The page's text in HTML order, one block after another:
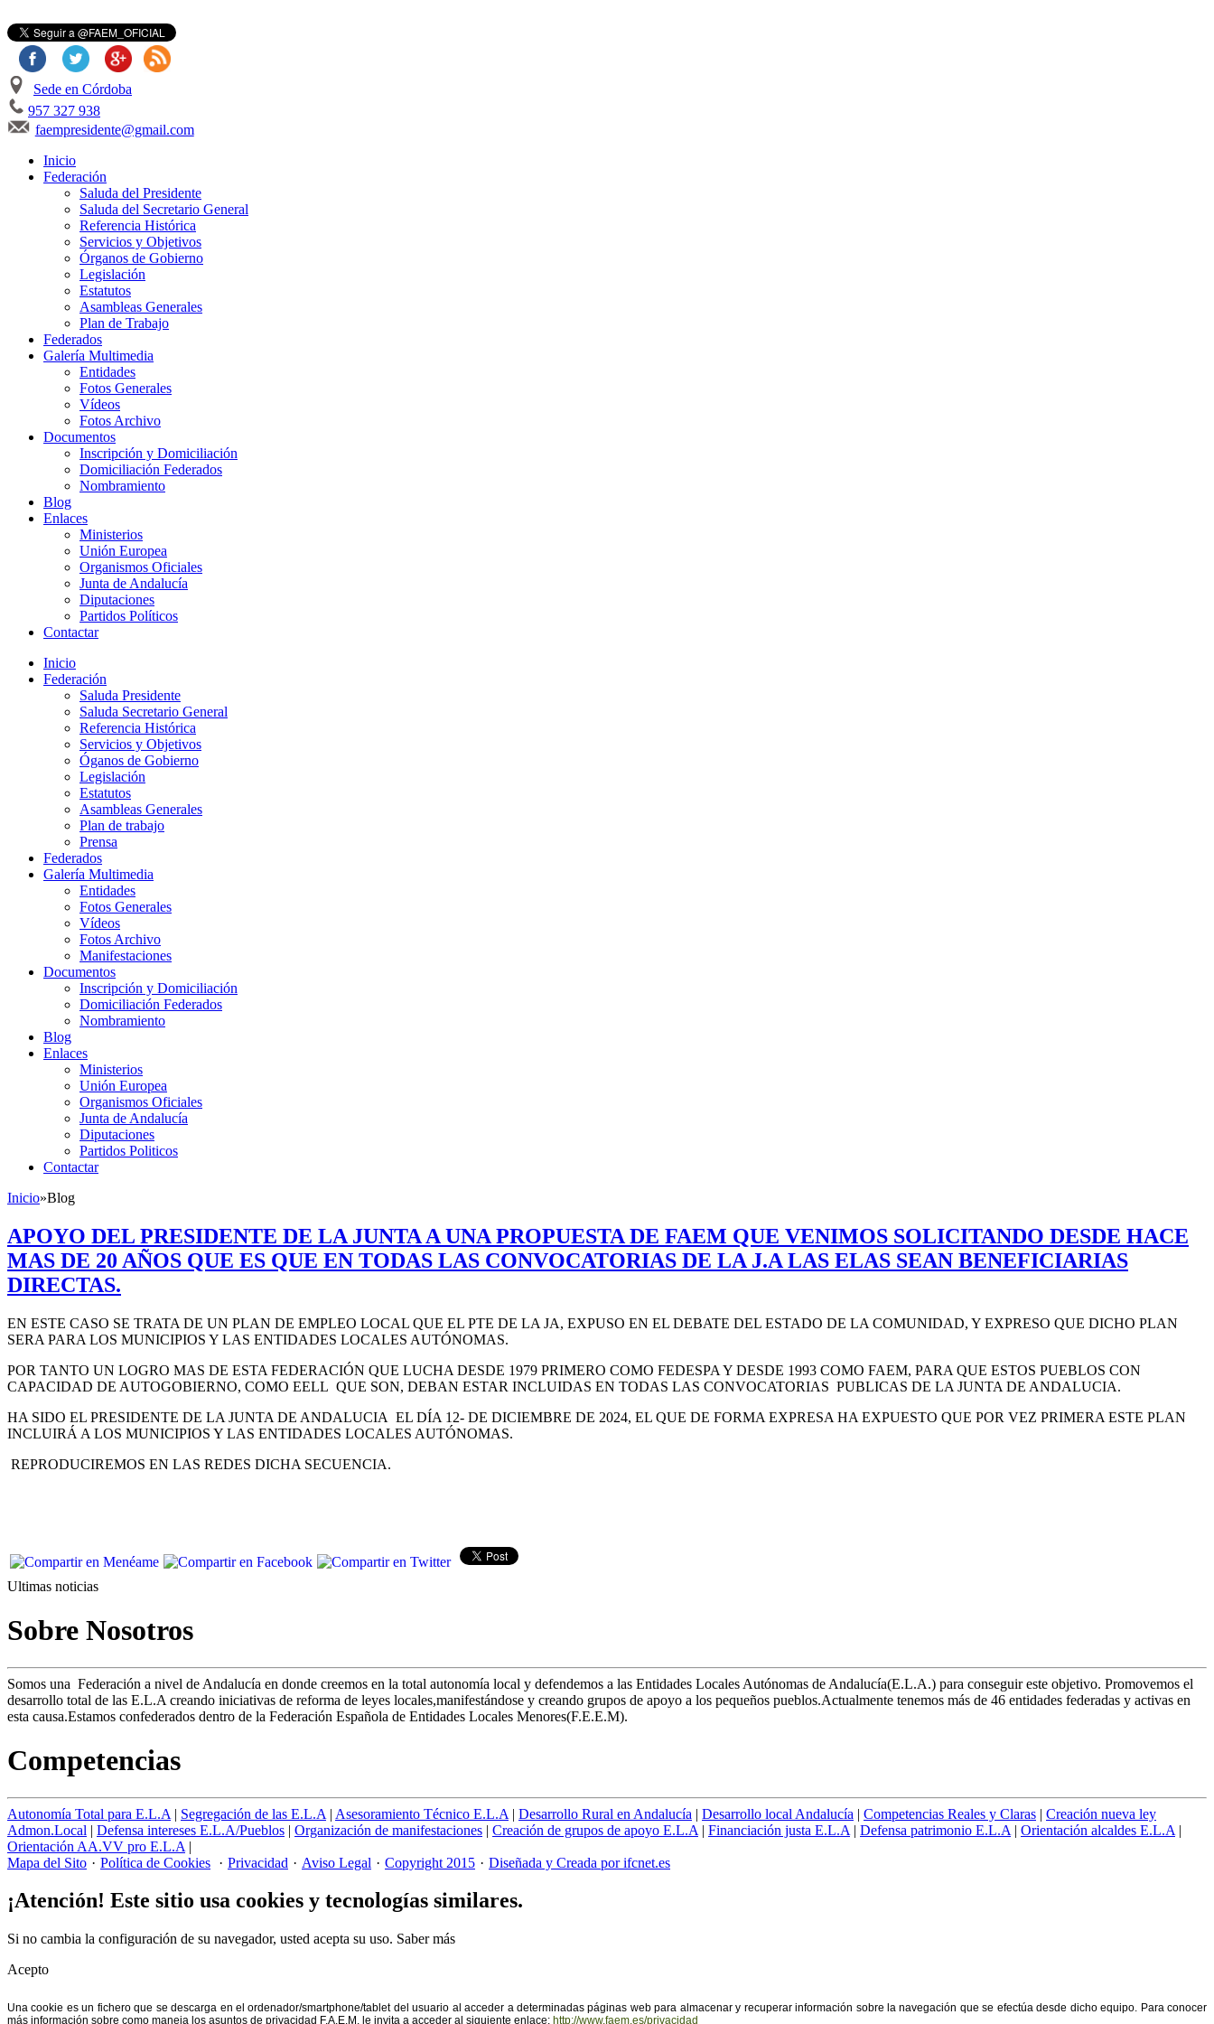
Sede en Córdoba
957 327 938
faempresidente@gmail.com
Inicio
Federación
Saluda del Presidente
Saluda del Secretario General
Referencia Histórica
Servicios y Objetivos
Órganos de Gobierno
Legislación
Estatutos
Asambleas Generales
Plan de Trabajo
Federados
Galería Multimedia
Entidades
Fotos Generales
Vídeos
Fotos Archivo
Documentos
Inscripción y Domiciliación
Domiciliación Federados
Nombramiento
Blog
Enlaces
Ministerios
Unión Europea
Organismos Oficiales
Junta de Andalucía
Diputaciones
Partidos Políticos
Contactar
Inicio
Federación
Saluda Presidente
Saluda Secretario General
Referencia Histórica
Servicios y Objetivos
Óganos de Gobierno
Legislación
Estatutos
Asambleas Generales
Plan de trabajo
Prensa
Federados
Galería Multimedia
Entidades
Fotos Generales
Vídeos
Fotos Archivo
Manifestaciones
Documentos
Inscripción y Domiciliación
Domiciliación Federados
Nombramiento
Blog
Enlaces
Ministerios
Unión Europea
Organismos Oficiales
Junta de Andalucía
Diputaciones
Partidos Politicos
Contactar
Inicio»Blog
APOYO DEL PRESIDENTE DE LA JUNTA A UNA PROPUESTA DE FAEM QUE VENIMOS SOLICITANDO DESDE HACE
MAS DE 20 AÑOS QUE ES QUE EN TODAS LAS CONVOCATORIAS DE LA J.A LAS ELAS SEAN BENEFICIARIAS
DIRECTAS.
EN ESTE CASO SE TRATA DE UN PLAN DE EMPLEO LOCAL QUE EL PTE DE LA JA, EXPUSO EN EL DEBATE DEL ESTADO DE LA COMUNIDAD, Y EXPRESO QUE DICHO PLAN
SERA PARA LOS MUNICIPIOS Y LAS ENTIDADES LOCALES AUTÓNOMAS.
POR TANTO UN LOGRO MAS DE ESTA FEDERACIÓN QUE LUCHA DESDE 1979 PRIMERO COMO FEDESPA Y DESDE 1993 COMO FAEM, PARA QUE ESTOS PUEBLOS CON
CAPACIDAD DE AUTOGOBIERNO, COMO EELL QUE SON, DEBAN ESTAR INCLUIDAS EN TODAS LAS CONVOCATORIAS PUBLICAS DE LA JUNTA DE ANDALUCIA.
HA SIDO EL PRESIDENTE DE LA JUNTA DE ANDALUCIA EL DÍA 12- DE DICIEMBRE DE 2024, EL QUE DE FORMA EXPRESA HA EXPUESTO QUE POR VEZ PRIMERA ESTE PLAN
INCLUIRÁ A LOS MUNICIPIOS Y LAS ENTIDADES LOCALES AUTÓNOMAS.
REPRODUCIREMOS EN LAS REDES DICHA SECUENCIA.
Ultimas noticias
Sobre Nosotros
Somos una Federación a nivel de Andalucía en donde creemos en la total autonomía local y defendemos a las Entidades Locales Autónomas de Andalucía(E.L.A.) para conseguir este objetivo. Promovemos el
desarrollo total de las E.L.A creando iniciativas de reforma de leyes locales,manifestándose y creando grupos de apoyo a los pequeños pueblos.Actualmente tenemos más de 46 entidades federadas y activas en
esta causa.Estamos confederados dentro de la Federación Española de Entidades Locales Menores(F.E.E.M).
Competencias
Autonomía Total para E.L.A | Segregación de las E.L.A | Asesoramiento Técnico E.L.A | Desarrollo Rural en Andalucía | Desarrollo local Andalucía | Competencias Reales y Claras | Creación nueva ley
Admon.Local | Defensa intereses E.L.A/Pueblos | Organización de manifestaciones | Creación de grupos de apoyo E.L.A | Financiación justa E.L.A | Defensa patrimonio E.L.A | Orientación alcaldes E.L.A |
Orientación AA.VV pro E.L.A |
Mapa del Sito · Política de Cookies · Privacidad · Aviso Legal · Copyright 2015 · Diseñada y Creada por ifcnet.es
¡Atención! Este sitio usa cookies y tecnologías similares.
Si no cambia la configuración de su navegador, usted acepta su uso. Saber más
Acepto
Una cookie es un fichero que se descarga en el ordenador/smartphone/tablet del usuario al acceder a determinadas páginas web para almacenar y recuperar información sobre la navegación que se efectúa desde dicho equipo. Para conocer
más información sobre como maneja los asuntos de privacidad F.A.E.M. le invita a acceder al siguiente enlace: http://www.faem.es/privacidad